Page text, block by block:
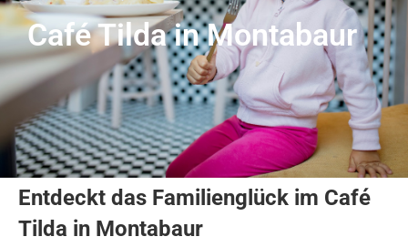
Café Tilda in Montabaur
Entdeckt das Familienglück im Café
Tilda in Montabaur